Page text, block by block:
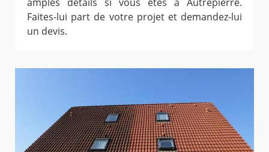
Faites-lui part de votre projet et demandez-lui
un devis.